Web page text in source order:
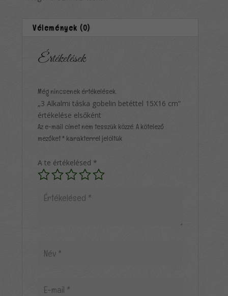
Vélemények (0)
Értékelések
Még nincsenek értékelések.
„3 Alkalmi táska gobelin betéttel 15X16 cm”
értékelése elsőként
Az e-mail címet nem tesszük közzé.A kötelező
mezőket * karakterrel jelöltük
A te értékelésed *